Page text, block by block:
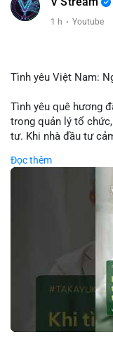
1 h · Youtube
Tình yêu Việt Nam:
Tình yêu quê hương
trong quản lý tổ
tư. Khi nhà đầu tư
các công ty
tin này giúp giảm rủi
đẩy sự phát triển
nhà quản lý cần khai
phát triển bền vững
🎥 Xem video trực
Nguồn:
Đọc thêm